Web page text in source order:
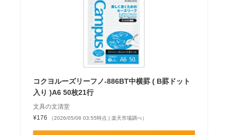
コクヨルーズリーフノ-886BT中横罫 ( B罫ドット
入り )A6 50枚21行
文具の文清堂
¥176
（2026/05/06 03:55時点 | 楽天市場調べ）